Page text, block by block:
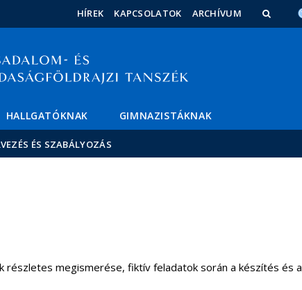
HÍREK KAPCSOLATOK ARCHÍVUM
HALLGATÓKNAK GIMNAZISTÁKNAK
ÉS SZABÁLYOZÁS
részletes megismerése, fiktív feladatok során a készítés és a